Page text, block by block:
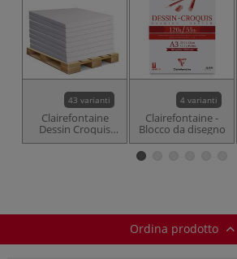
43 varianti
Clairefontaine
Dessin Croquis
Blanc, carta da
4 varianti
Clairefontaine -
Blocco da disegno
Ordina prodotto